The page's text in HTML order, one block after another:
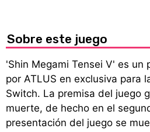
Sobre este juego
'Shin Megami Tensei V' es un
por ATLUS en exclusiva para
Switch. La premisa del juego
muerte, de hecho en el
presentación del juego se